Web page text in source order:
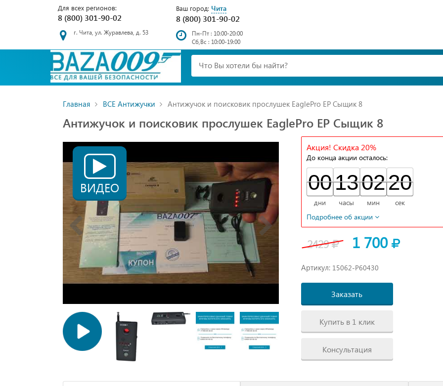
Для всех регионов:
8 (800) 301-90-02
Ваш город: Чита
8 (800) 301-90-02
г. Чита, ул. Журавлева, д. 53
Пн-Пт : 10:00-20:00
Сб,Вс : 10:00-19:00
Главная ВСЕ Антижучки Антижучок и поисковик прослушек EaglePro EP Сыщик 8
Антижучок и поисковик прослушек EaglePro EP Сыщик 8
ВИДЕО
Акция! Скидка 20%
До конца акции осталось:
00
00
00
дни
13
13
00
часы
02
02
00
мин
19
19
20
сек
Подробнее об акции
2429 1 700
Артикул: 15062-P60430
Заказать
Купить в 1 клик
Консультация